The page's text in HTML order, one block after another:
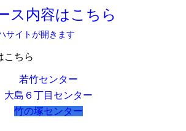
ス内容はこちら
サイトが開きます
こちら
若竹センター
大島６丁目センター
竹の塚センター